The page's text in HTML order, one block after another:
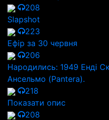
208
Slapshot
223
Ефір за 30 червня
206
Народились: 1949 Енді
Ансельмо (Pantera).
218
Показати опис
208